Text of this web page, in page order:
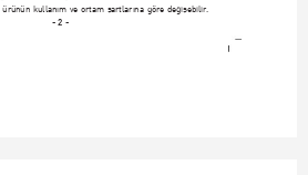
kullan›m ve ortam ﬂartlar›na göre de¤iﬂebilir.
- 2 -